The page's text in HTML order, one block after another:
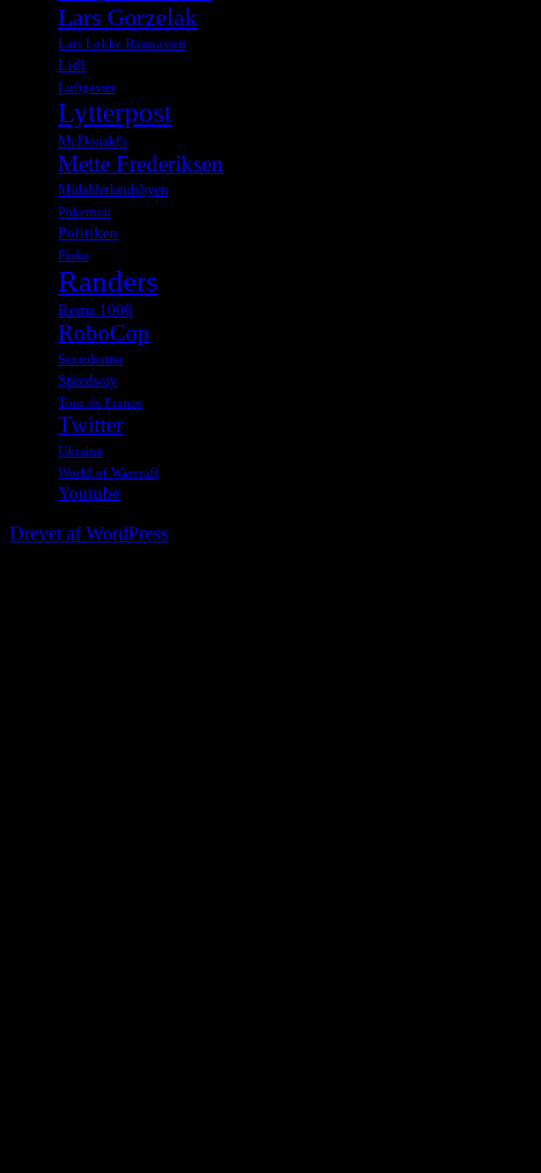
Lars Gorzelak
Lars Løkke Rasmussen
Lidl
Luftgevær
Lytterpost
McDonald's
Mette Frederiksen
Midalderlandsbyen
Pokemon
Politiken
Påske
Randers
Rema 1000
RoboCop
Sexrobotter
Speedway
Tour de France
Twitter
Ukraine
World of Warcraft
Youtube
Drevet af WordPress